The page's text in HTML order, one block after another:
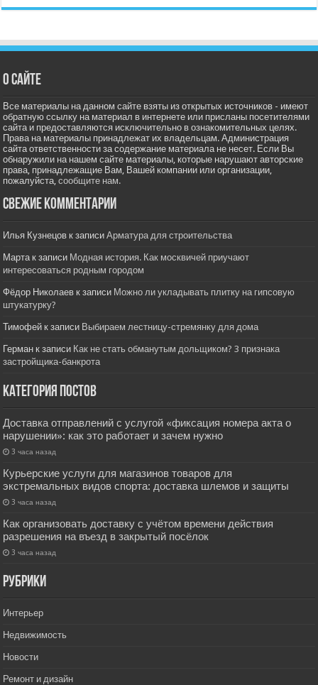
О сайте
Все материалы на данном сайте взяты из открытых источников - имеют
обратную ссылку на материал в интернете или присланы посетителями
сайта и предоставляются исключительно в ознакомительных целях.
Права на материалы принадлежат их владельцам. Администрация
сайта ответственности за содержание материала не несет. Если Вы
обнаружили на нашем сайте материалы, которые нарушают авторские
права, принадлежащие Вам, Вашей компании или организации,
пожалуйста,сообщите нам.
Свежие комментарии
Илья Кузнецов к записиАрматура для строительства
Мартак записи Модная история. Как москвичей приучают
интересоваться родным городом
Фёдор Николаев к записи Можно ли укладывать плитку на гипсовую
штукатурку?
Тимофей к записи Выбираем лестницу-стремянку для дома
Герман к записи Как не стать обманутым дольщиком? 3 признака
застройщика-банкрота
Категория постов
Доставка отправлений с услугой «фиксация номера акта о
нарушении»: как это работает и зачем нужно
3 часа назад
Курьерские услуги для магазинов товаров для
экстремальных видов спорта: доставка шлемов и защиты
3 часа назад
Как организовать доставку с учётом времени действия
разрешения на въезд в закрытый посёлок
3 часа назад
РУбрики
Интерьер
Недвижимость
Новости
Ремонт и дизайн